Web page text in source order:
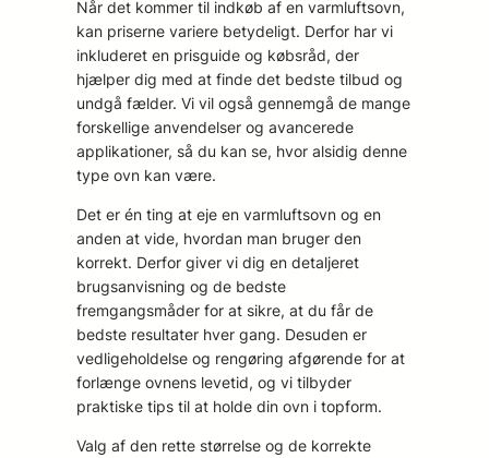
Når det kommer til indkøb af en varmluftsovn,
kan priserne variere betydeligt. Derfor har vi
inkluderet en prisguide og købsråd, der
hjælper dig med at finde det bedste tilbud og
undgå fælder. Vi vil også gennemgå de mange
forskellige anvendelser og avancerede
applikationer, så du kan se, hvor alsidig denne
type ovn kan være.
Det er én ting at eje en varmluftsovn og en
anden at vide, hvordan man bruger den
korrekt. Derfor giver vi dig en detaljeret
brugsanvisning og de bedste
fremgangsmåder for at sikre, at du får de
bedste resultater hver gang. Desuden er
vedligeholdelse og rengøring afgørende for at
forlænge ovnens levetid, og vi tilbyder
praktiske tips til at holde din ovn i topform.
Valg af den rette størrelse og de korrekte